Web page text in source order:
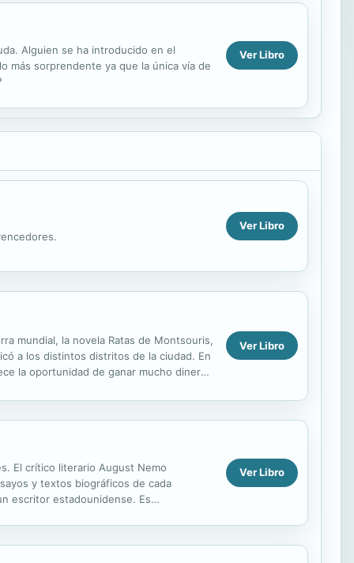
Alguien se ha introducido en el
más sorprendente ya que la única vía de
Ver Libro
Ver Libro
mundial, la novela Ratas de Montsouris,
a los distintos distritos de la ciudad. En
la oportunidad de ganar mucho dinero
Ver Libro
El crítico literario August Nemo
y textos biográficos de cada
escritor estadounidense. Es
Ver Libro